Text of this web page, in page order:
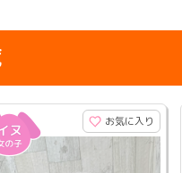
お気に入り